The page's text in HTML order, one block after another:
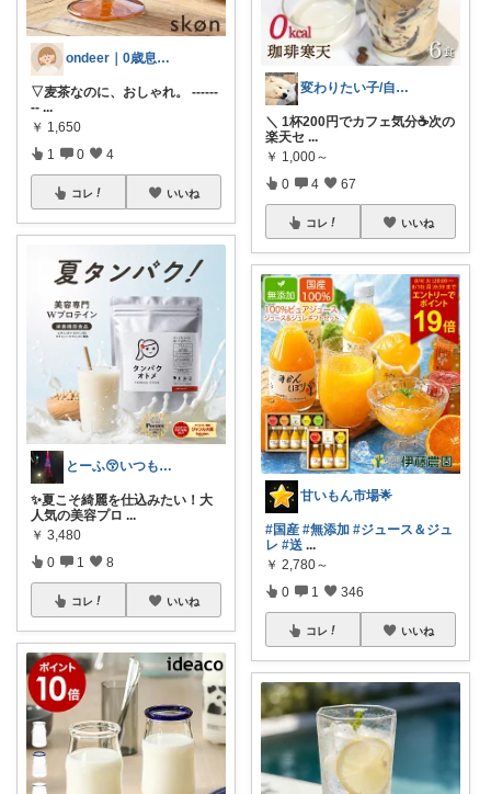
ondeer｜0歳息子との日々🌱
▽麦茶なのに、おしゃれ。 ------
-- ...
￥ 1,650
1 0 4
コレ いいね
とーふ😚いつもご購入感謝です🙇
✨夏こそ綺麗を仕込みたい！大
人気の美容プロ ...
￥ 3,480
0 1 8
コレ いいね
変わりたい子/自分で自分を幸せにする
＼ 1杯200円でカフェ気分☕️次の
楽天セ ...
￥ 1,000～
0 4 67
コレ いいね
甘いもん市場🌟
#国産 #無添加 #ジュース＆ジュ
レ #送 ...
￥ 2,780～
0 1 346
コレ いいね